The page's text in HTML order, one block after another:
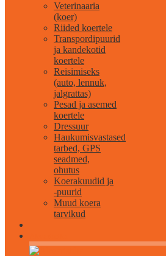
Veterinaaria
(koer)
Riided koertele
Transpordipuurid
ja kandekotid
koertele
Reisimiseks
(auto, lennuk,
jalgrattas)
Pesad ja asemed
koertele
Dressuur
Haukumisvastased
tarbed, GPS
seadmed,
ohutus
Koerakuudid ja
-puurid
Muud koera
tarvikud